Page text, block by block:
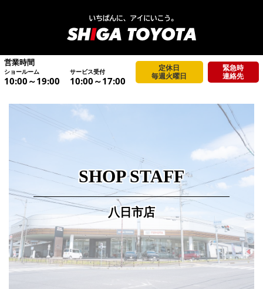
営業時間
ショールーム
10:00～19:00
サービス受付
10:00～17:00
定休日
毎週火曜日
緊急時
連絡先
SHOP STAFF
八日市店